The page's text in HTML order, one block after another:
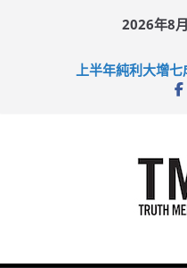
2026年8
上半年純利大增
拜仁熱身賽